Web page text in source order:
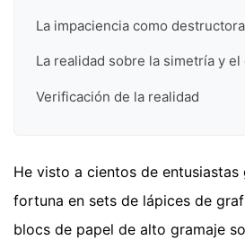
La impaciencia como
La realidad sobre la simetría y el
Verificación de la realidad
He visto a cientos de entusiastas
fortuna en sets de lápices de
blocs de papel de alto gramaje